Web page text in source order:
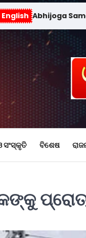
Abhijoga
ସଂସ୍କୃତି ବିଶେଷ